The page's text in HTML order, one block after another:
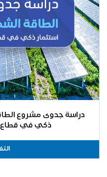
ذكي في قطاع